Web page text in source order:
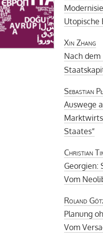
Utopische
Xin Zhang
Nach
Sebastian
Auswege
Staates“
Christian
Georgien:
Vom
Roland
Planung
Vom